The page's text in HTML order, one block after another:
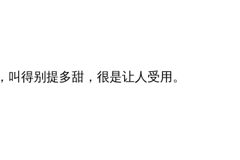
得别提多甜，很是让人受用。